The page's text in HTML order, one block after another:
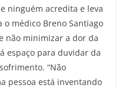
ninguém acredita e leva
o médico Breno Santiago
não minimizar a dor da
espaço para duvidar da
“Não
pessoa está inventando